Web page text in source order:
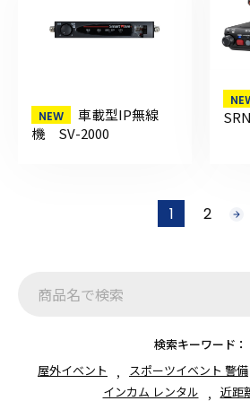
車載型IP無線
機 SV-2000
1 2 次
検索キーワード：
屋外イベント
スポーツイベント 警備
インカム レンタル
近距